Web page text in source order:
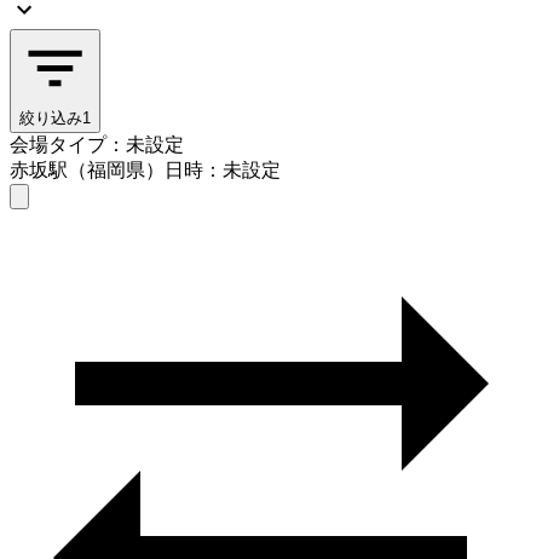
絞り込み1
会場タイプ：未設定
赤坂駅（福岡県）
日時：未設定